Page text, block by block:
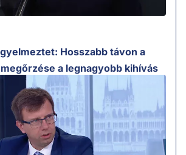
Hosszabb távon a
a legnagyobb kihívás